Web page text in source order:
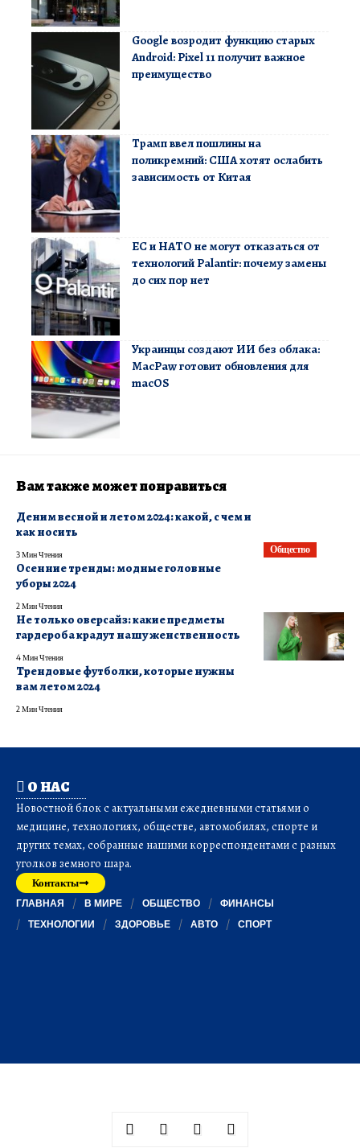
Google возродит функцию старых
Android: Pixel 11 получит важное
преимущество
Трамп ввел пошлины на
поликремний: США хотят ослабить
зависимость от Китая
ЕС и НАТО не могут отказаться от
технологий Palantir: почему замены
до сих пор нет
Украинцы создают ИИ без облака:
MacPaw готовит обновления для
macOS
Вам также может понравиться
Общество
Деним весной и летом 2024: какой, с чем и
как носить
3 Мин Чтения
Осенние тренды: модные головные
уборы 2024
2 Мин Чтения
Не только оверсайз: какие предметы
гардероба крадут нашу женственность
4 Мин Чтения
Трендовые футболки, которые нужны
вам летом 2024
2 Мин Чтения
О НАС
Новостной блок с актуальными ежедневными статьями о
медицине, технологиях, обществе, автомобилях, спорте и
других темах, собранные нашими корреспондентами с разных
уголков земного шара.
Контакты
ГЛАВНАЯ В МИРЕ ОБЩЕСТВО
ФИНАНСЫ
ТЕХНОЛОГИИ
ЗДОРОВЬЕ АВТО СПОРТ